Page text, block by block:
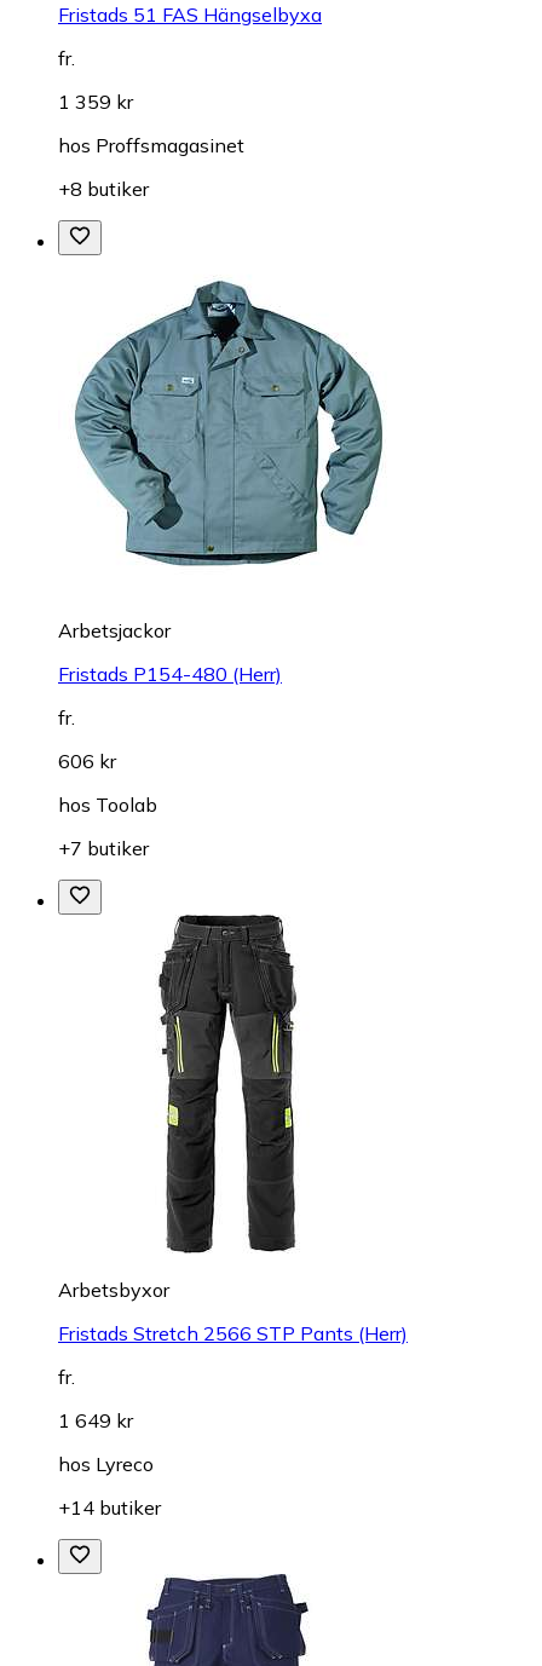
Fristads 51 FAS Hängselbyxa
fr.
1 359 kr
hos Proffsmagasinet
+8 butiker
Arbetsjackor
Fristads P154-480 (Herr)
fr.
606 kr
hos Toolab
+7 butiker
Arbetsbyxor
Fristads Stretch 2566 STP Pants (Herr)
fr.
1 649 kr
hos Lyreco
+14 butiker